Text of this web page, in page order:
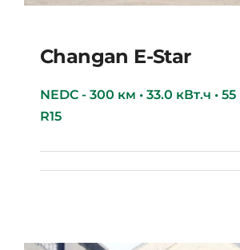
Changan E-Star
NEDC - 300 км • 33.0 кВт.ч • 55
R15